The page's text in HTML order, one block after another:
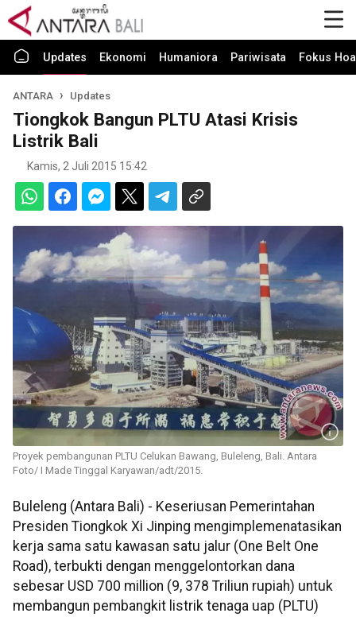
Updates Ekonomi Humaniora Pariwisata Fokus
ANTARA Updates
Tiongkok Bangun PLTU Atasi Krisis
Listrik Bali
Kamis, 2 Juli 2015 15:42
Proyek pembangunan PLTU Celukan Bawang, Buleleng, Bali. Antara
Foto/ I Made Tinggal Karyawan/adt/2015.
Buleleng (Antara Bali) - Keseriusan Pemerintahan
Presiden Tiongkok Xi Jinping mengimplemenatasikan
kerja sama satu kawasan satu jalur (One Belt One
Road), terbukti dengan menggelontorkan dana
sebesar USD 700 million (9, 378 Triliun rupiah) untuk
membangun pembangkit listrik tenaga uap (PLTU)